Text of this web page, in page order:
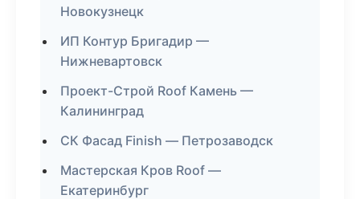
Новокузнецк
ИП Контур Бригадир —
Нижневартовск
Проект-Строй Roof Камень —
Калининград
СК Фасад Finish — Петрозаводск
Мастерская Кров Roof —
Екатеринбург